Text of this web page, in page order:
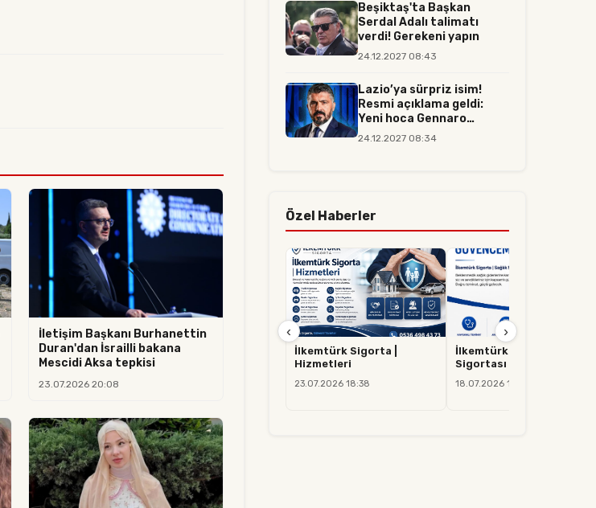
İletişim Başkanı Burhanettin
Duran'dan İsrailli bakana
Mescidi Aksa tepkisi
23.07.2026 20:08
Beşiktaş'ta Başkan
Serdal Adalı talimatı
verdi! Gerekeni yapın
24.12.2027 08:43
Lazio’ya sürpriz isim!
Resmi açıklama geldi:
Yeni hoca Gennaro
Gattuso...
24.12.2027 08:34
Özel Haberler
İlkemtürk Sigorta |
Hizmetleri
23.07.2026 18:38
İlkemtürk Sigorta | Sağlık
Sigortası
18.07.2026 14:37
‹ ›